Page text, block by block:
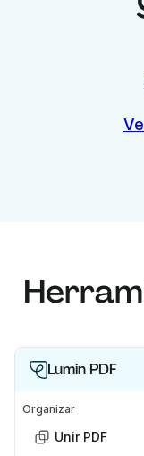
Lumin PDF
Organizar
Unir PDF